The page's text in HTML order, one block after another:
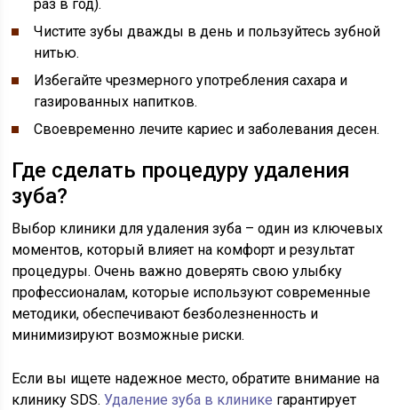
раз в год).
Чистите зубы дважды в день и пользуйтесь зубной
нитью.
Избегайте чрезмерного употребления сахара и
газированных напитков.
Своевременно лечите кариес и заболевания десен.
Где сделать процедуру удаления
зуба?
Выбор клиники для удаления зуба – один из ключевых
моментов, который влияет на комфорт и результат
процедуры. Очень важно доверять свою улыбку
профессионалам, которые используют современные
методики, обеспечивают безболезненность и
минимизируют возможные риски.
Если вы ищете надежное место, обратите внимание на
клинику SDS.Удаление зуба в клинике гарантирует